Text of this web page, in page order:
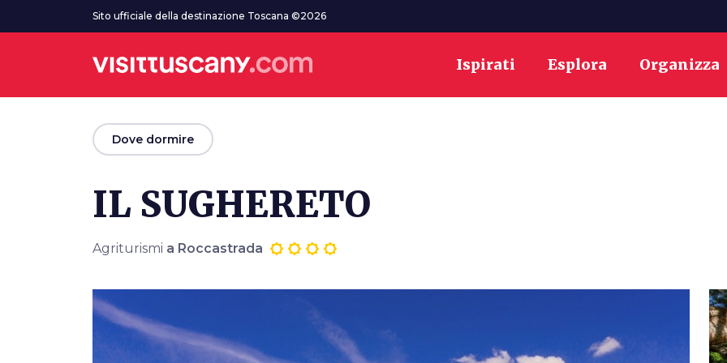
Vai al contenuto principaleSito ufficiale della destinazione Toscana ©2026
Ispirati Esplora Organizza
arrow_backDove dormire
IL SUGHERETO
Agriturismi a Roccastrada